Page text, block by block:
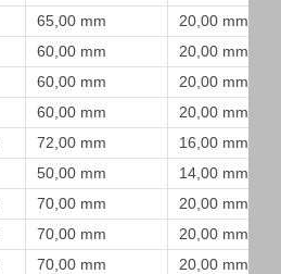
65,00 mm
20,00 mm
60,00 mm
20,00 mm
60,00 mm
20,00 mm
60,00 mm
20,00 mm
72,00 mm
16,00 mm
50,00 mm
14,00 mm
70,00 mm
20,00 mm
70,00 mm
20,00 mm
70,00 mm
20,00 mm